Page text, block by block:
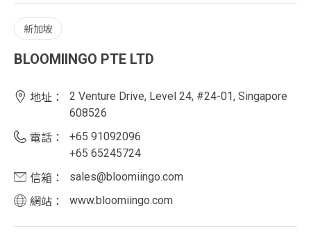
新加坡
BLOOMIINGO PTE LTD
地址：
2 Venture Drive, Level 24, #24-01, Singapore
608526
電話：
+65 91092096
+65 65245724
信箱：
sales@bloomiingo.com
網站：
www.bloomiingo.com